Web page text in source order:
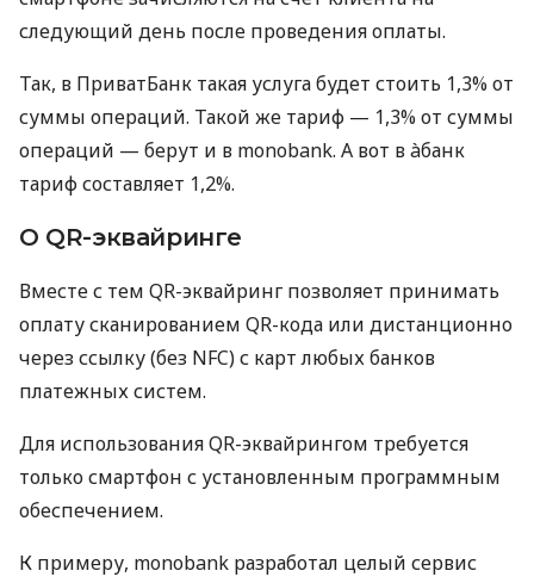
следующий день после проведения оплаты.
Так, в ПриватБанк такая услуга будет стоить 1,3% от
суммы операций. Такой же тариф — 1,3% от суммы
операций — берут и в monobank. А вот в àбанк
тариф составляет 1,2%.
О QR-эквайринге
Вместе с тем QR-эквайринг позволяет принимать
оплату сканированием QR-кода или дистанционно
через ссылку (без NFC) с карт любых банков
платежных систем.
Для использования QR-эквайрингом требуется
только смартфон с установленным программным
обеспечением.
К примеру, monobank разработал целый сервис